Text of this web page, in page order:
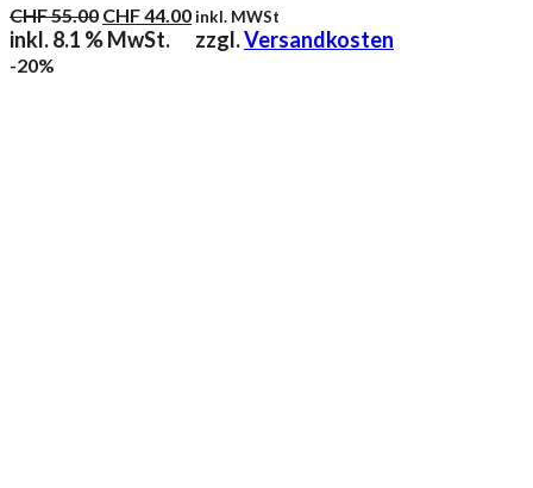
CHF55.00 Ursprünglicher
Preis
CHF44.00Aktueller
Preis
inkl. MWSt
inkl. 8.1 % MwSt. zzgl.Versandkosten
-20%